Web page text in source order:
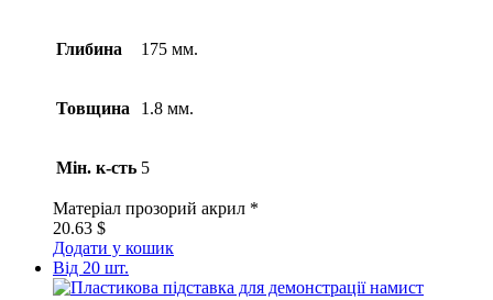
Глибина 175 мм.
Товщина 1.8 мм.
Мін. к-сть 5
Матеріал прозорий акрил *
20.63 $
Додати у кошик
Від 20 шт.